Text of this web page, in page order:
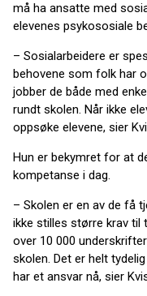
må ha ansatte med
elevenes psykososiale
– Sosialarbeidere er
behovene som folk har
jobber de både med
rundt skolen. Når ikke
oppsøke elevene, sier
Hun er bekymret for at
kompetanse i dag.
– Skolen er en av de få
ikke stilles større krav til
over 10 000
skolen. Det er helt
har et ansvar nå, sier